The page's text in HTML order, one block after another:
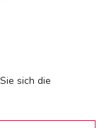
sich die